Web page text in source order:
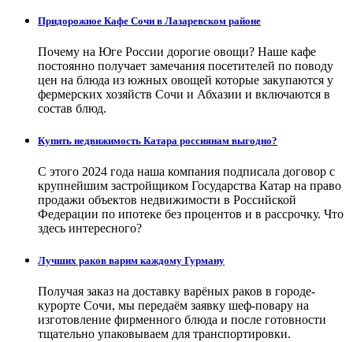
Придорожное Кафе Сочи в Лазаревском районе
Почему на Юге России дорогие овощи? Наше кафе
постоянно получает замечания посетителей по поводу
цен на блюда из южных овощей которые закупаются у
фермерских хозяйств Сочи и Абхазии и включаются в
состав блюд.
Купить недвижимость Катара россиянам выгодно?
С этого 2024 года наша компания подписала договор с
крупнейшим застройщиком Государства Катар на право
продажи объектов недвижимости в Российской
Федерации по ипотеке без процентов и в рассрочку. Что
здесь интересного?
Лучших раков варим каждому Гурману
Получая заказ на доставку варёных раков в городе-
курорте Сочи, мы передаём заявку шеф-повару на
изготовление фирменного блюда и после готовности
тщательно упаковываем для транспортировки.